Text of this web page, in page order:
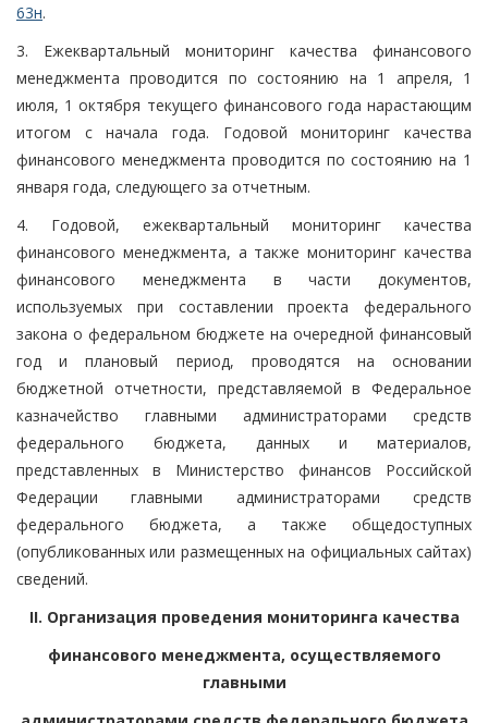
63н.
3. Ежеквартальный мониторинг качества финансового
менеджмента проводится по состоянию на 1 апреля, 1
июля, 1 октября текущего финансового года нарастающим
итогом с начала года. Годовой мониторинг качества
финансового менеджмента проводится по состоянию на 1
января года, следующего за отчетным.
4. Годовой, ежеквартальный мониторинг качества
финансового менеджмента, а также мониторинг качества
финансового менеджмента в части документов,
используемых при составлении проекта федерального
закона о федеральном бюджете на очередной финансовый
год и плановый период, проводятся на основании
бюджетной отчетности, представляемой в Федеральное
казначейство главными администраторами средств
федерального бюджета, данных и материалов,
представленных в Министерство финансов Российской
Федерации главными администраторами средств
федерального бюджета, а также общедоступных
(опубликованных или размещенных на официальных сайтах)
сведений.
II. Организация проведения мониторинга качества
финансового менеджмента, осуществляемого
главными